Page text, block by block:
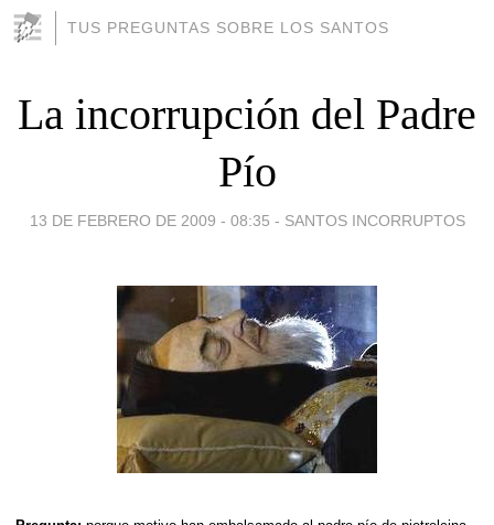
TUS PREGUNTAS SOBRE LOS SANTOS
La incorrupción del Padre
Pío
13 DE FEBRERO DE 2009 - 08:35 - SANTOS INCORRUPTOS